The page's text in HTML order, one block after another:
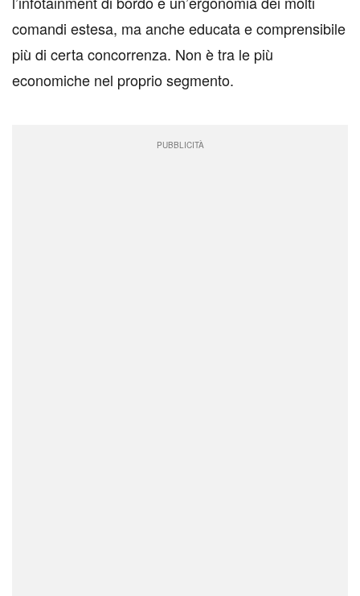
comandi estesa, ma anche educata e comprensibile
più di certa concorrenza. Non è tra le più
economiche nel proprio segmento.
PUBBLICITÀ